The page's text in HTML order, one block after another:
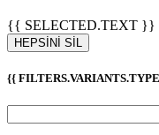
{{ SELECTED.TEXT }}
HEPSİNİ SİL
{{